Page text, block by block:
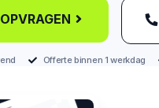
Offerte binnen 1 werkdag